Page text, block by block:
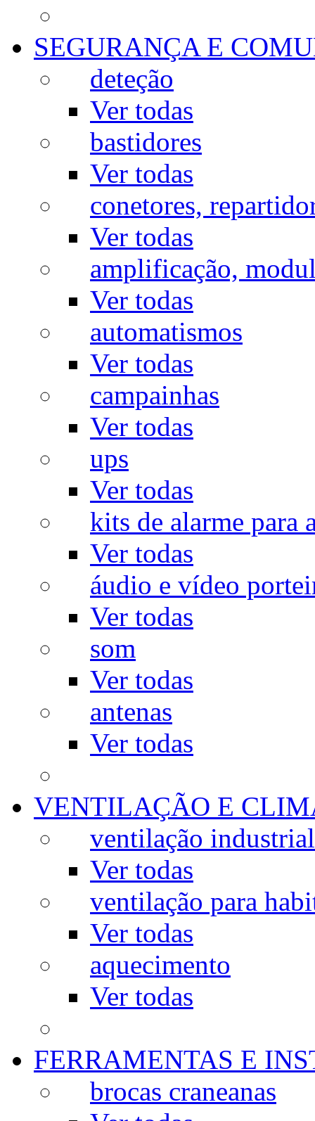
SEGURANÇA E
deteção
Ver todas
bastidores
Ver todas
conetores,
Ver todas
amplificação,
Ver todas
automatismos
Ver todas
campainhas
Ver todas
ups
Ver todas
kits de alarme para
Ver todas
áudio e vídeo
Ver todas
som
Ver todas
antenas
Ver todas
VENTILAÇÃO E
ventilação industrial
Ver todas
ventilação para
Ver todas
aquecimento
Ver todas
FERRAMENTAS E
brocas craneanas